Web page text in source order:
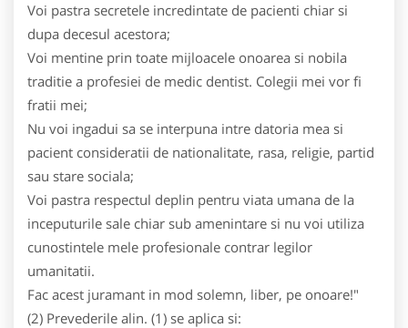
Voi pastra secretele incredintate de pacienti chiar si
dupa decesul acestora;
Voi mentine prin toate mijloacele onoarea si nobila
traditie a profesiei de medic dentist. Colegii mei vor fi
fratii mei;
Nu voi ingadui sa se interpuna intre datoria mea si
pacient consideratii de nationalitate, rasa, religie, partid
sau stare sociala;
Voi pastra respectul deplin pentru viata umana de la
inceputurile sale chiar sub amenintare si nu voi utiliza
cunostintele mele profesionale contrar legilor
umanitatii.
Fac acest juramant in mod solemn, liber, pe onoare!"
(2) Prevederile alin. (1) se aplica si: